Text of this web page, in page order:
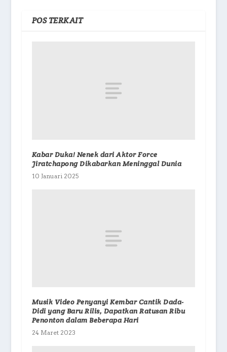
POS TERKAIT
Kabar Duka! Nenek dari Aktor Force
Jiratchapong Dikabarkan Meninggal Dunia
10 Januari 2025
Musik Video Penyanyi Kembar Cantik Dada-
Didi yang Baru Rilis, Dapatkan Ratusan Ribu
Penonton dalam Beberapa Hari
24 Maret 2023